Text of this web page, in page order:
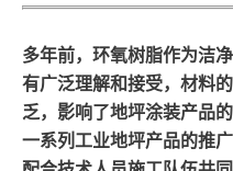
多年前，环氧树脂作为洁
有广泛理解和接受，材料
乏，影响了地坪涂装产品
一系列工业地坪产品的推